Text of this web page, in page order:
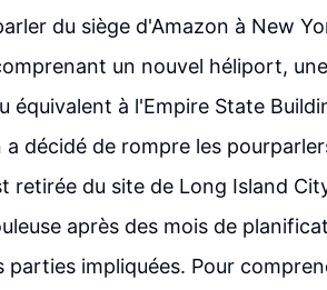
du siège d'Amazon à New
un nouvel héliport,
équivalent à l'Empire State
décidé de rompre les
retirée du site de Long Island
après des mois de
impliquées. Pour